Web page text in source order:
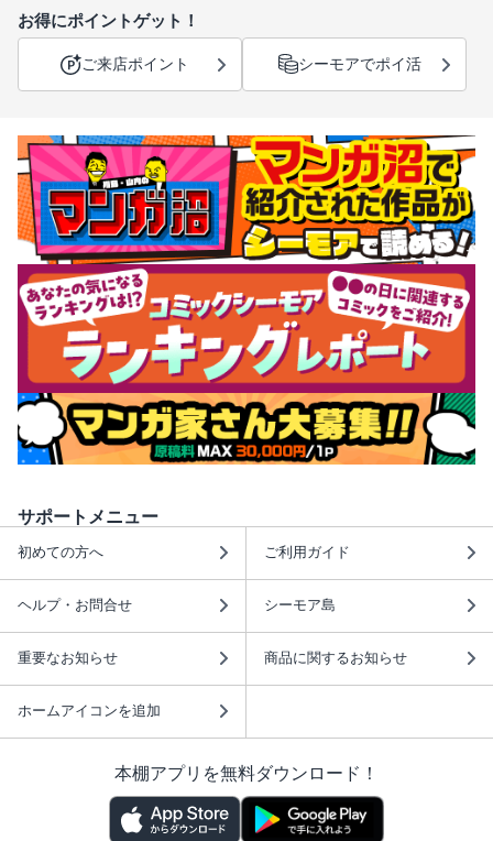
お得にポイントゲット！
ご来店ポイント シーモアでポイ活
サポートメニュー
初めての方へ ご利用ガイド
ヘルプ・お問合せ シーモア島
重要なお知らせ 商品に関するお知らせ
ホームアイコンを追加
本棚アプリを無料ダウンロード！